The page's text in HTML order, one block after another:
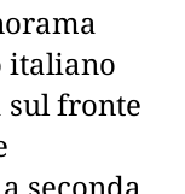
italiano
sul fronte
seconda